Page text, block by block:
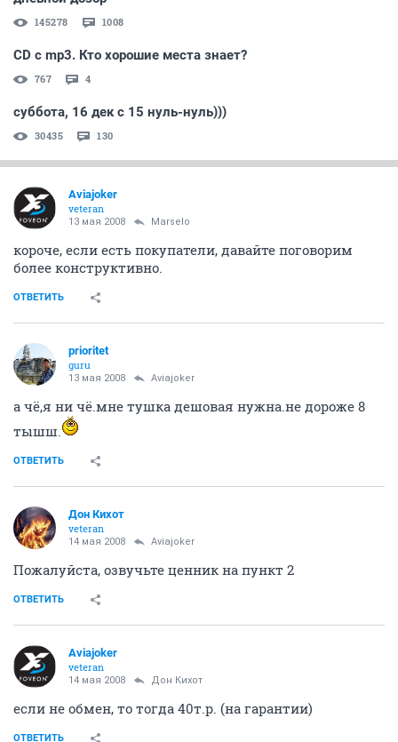
145278 1008
CD с mp3. Кто хорошие места знает?
767 4
суббота, 16 дек с 15 нуль-нуль)))
30435 130
Aviajoker
veteran
13 мая 2008 Marselo
короче, если есть покупатели, давайте поговорим
более конструктивно.
ОТВЕТИТЬ
prioritet
guru
13 мая 2008 Aviajoker
а чё,я ни чё.мне тушка дешовая нужна.не дороже 8
тышш.
ОТВЕТИТЬ
Дон Кихот
veteran
14 мая 2008 Aviajoker
Пожалуйста, озвучьте ценник на пункт 2
ОТВЕТИТЬ
Aviajoker
veteran
14 мая 2008 Дон Кихот
если не обмен, то тогда 40т.р. (на гарантии)
ОТВЕТИТЬ